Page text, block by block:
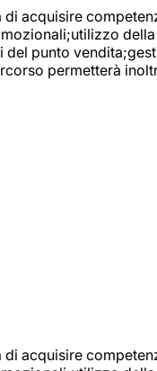
acquisire
punto
permetterà
acquisire